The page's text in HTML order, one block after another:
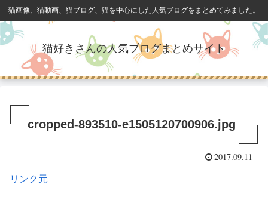
猫画像、猫動画、猫ブログ、猫を中心にした人気ブログをまとめてみました。
猫好きさんの人気ブログまとめサイト
cropped-893510-e1505120700906.jpg
2017.09.11
リンク元